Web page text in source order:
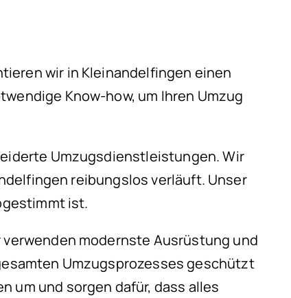
wir in Kleinandelfingen einen
Know-how, um Ihren Umzug
Umzugsdienstleistungen. Wir
reibungslos verläuft. Unser
ist.
modernste Ausrüstung und
Umzugsprozesses geschützt
um und sorgen dafür, dass alles